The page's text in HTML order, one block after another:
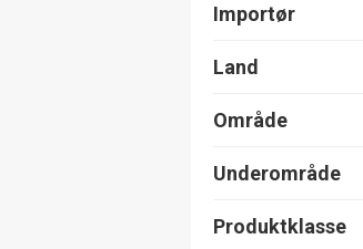
Importør
Land
Område
Underområde
Produktklasse